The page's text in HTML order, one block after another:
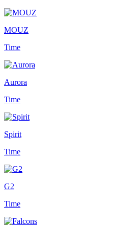
MOUZ
Time
Aurora
Time
Spirit
Time
G2
Time